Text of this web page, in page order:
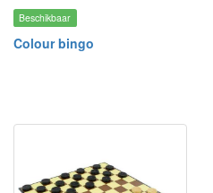
Beschikbaar
Colour bingo